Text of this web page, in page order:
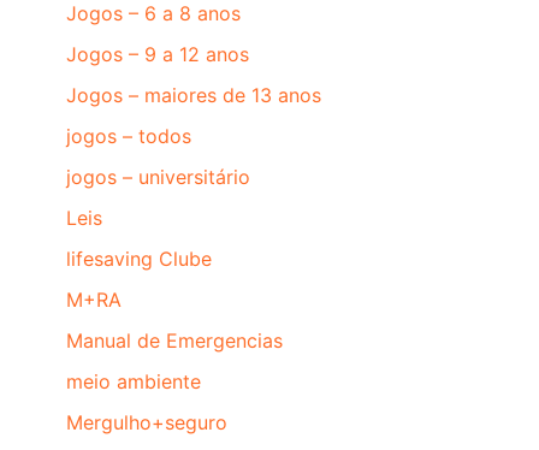
Jogos – 6 a 8 anos
Jogos – 9 a 12 anos
Jogos – maiores de 13 anos
jogos – todos
jogos – universitário
Leis
lifesaving Clube
M+RA
Manual de Emergencias
meio ambiente
Mergulho+seguro